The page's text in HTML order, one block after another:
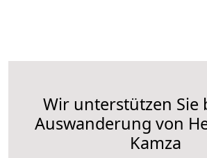
Wir unterstützen Sie
Auswanderung von
Kamza